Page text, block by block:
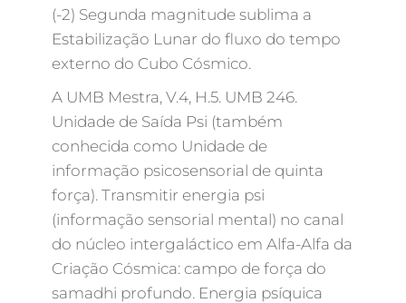
(-2) Segunda magnitude sublima a
Estabilização Lunar do fluxo do tempo
externo do Cubo Cósmico.
A UMB Mestra, V.4, H.5. UMB 246.
Unidade de Saída Psi (também
conhecida como Unidade de
informação psicosensorial de quinta
força). Transmitir energia psi
(informação sensorial mental) no canal
do núcleo intergaláctico em Alfa-Alfa da
Criação Cósmica: campo de força do
samadhi profundo. Energia psíquica